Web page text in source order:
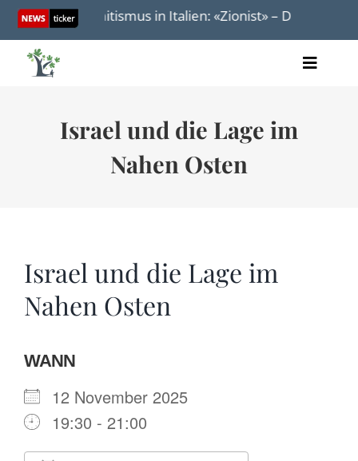
Skip
content
Antisemitismus in Italien: «Zionist» – Das neue Wort
Toggle
Spenden
Israel und die Lage im
Nahen Osten
Israel und die Lage im
Nahen Osten
WANN
12 November 2025
19:30 - 21:00